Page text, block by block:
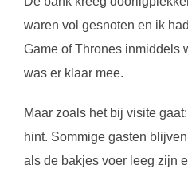
waren vol gesnoten en ik
Game of Thrones inmiddels
was er klaar mee.
Maar zoals het bij visite
hint. Sommige gasten
als de bakjes voer leeg zijn